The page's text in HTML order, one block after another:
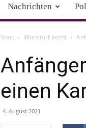
Nachrichten
Start Wunstorf kocht
einen
4. August 2021